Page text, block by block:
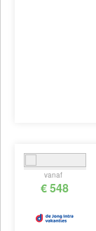
vanaf
€ 548